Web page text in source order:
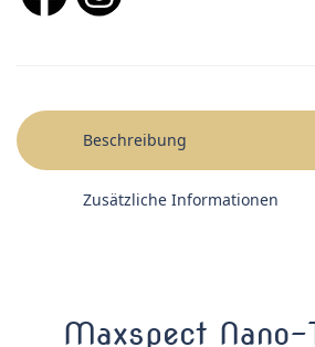
Beschreibung
Zusätzliche Informationen
Maxspect Nano-